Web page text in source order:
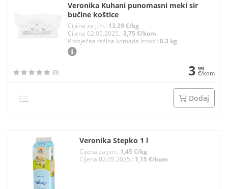
Veronika Kuhani punomasni meki sir
bučine koštice
Cijena za j.m.: 13,29 €/kg
Cijena 02.05.2025.: 3,75 €/kom
Prosječna težina komada iznosi: 0.3 kg
(0) 3 99
€/kom
Dodaj
Veronika Stepko 1 l
Cijena za j.m.: 1,45 €/kg
Cijena 02.05.2025.: 1,15 €/kom